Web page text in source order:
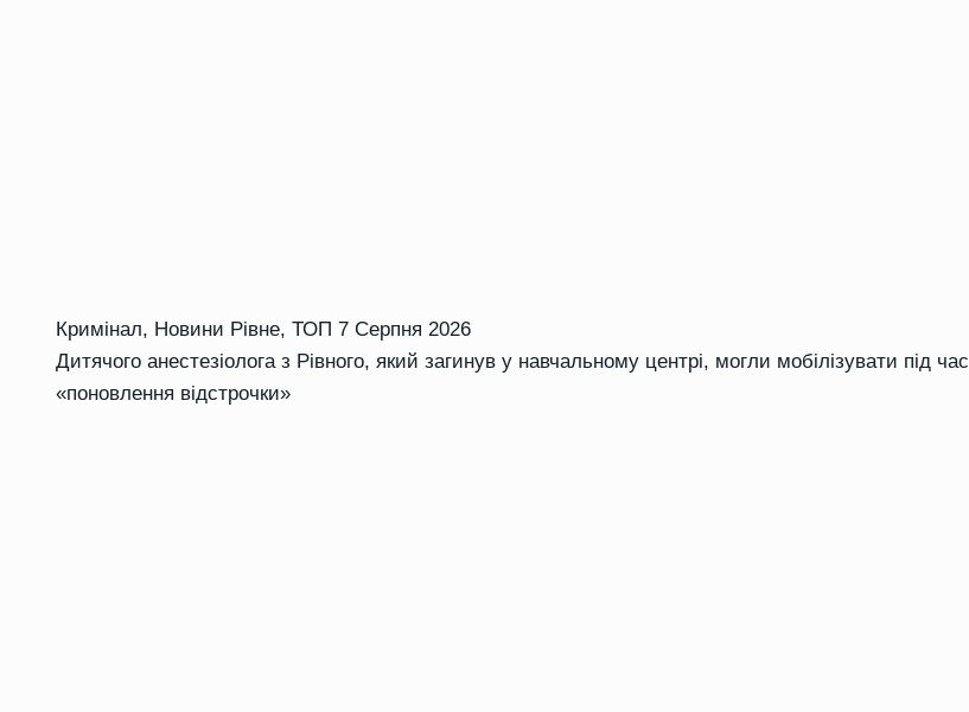
Кримінал, Новини Рівне, ТОП 7 Серпня 2026
Дитячого анестезіолога з Рівного, який загинув у навчальному центрі, могли мобілізувати під час
«поновлення відстрочки»